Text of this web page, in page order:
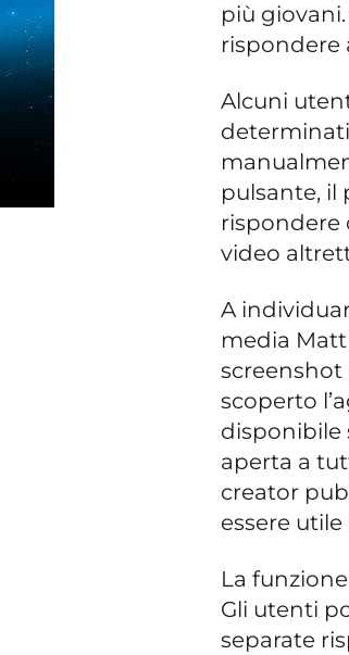
più
rispondere
Alcuni
pulsante, il
rispondere
video
A
media
scoperto
disponibile
aperta a
creator
essere
La
Gli utenti
separate